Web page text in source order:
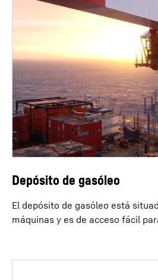
Depósito de gasóleo
El depósito de gasóleo está
máquinas y es de acceso fácil